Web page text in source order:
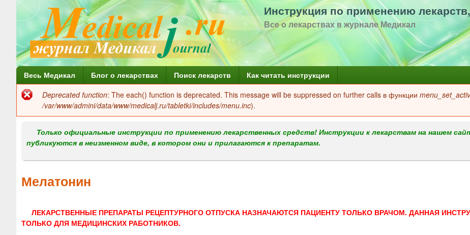
Перейти
к
содержанию
Инструкция по применению
Все о лекарствах в журнале Медикал
Г
л
н
м
н
Весь Медикал Блог о лекарствах Поиск лекарств Как читать инструкции
Сообщение
об
ошибке
Deprecated function: The each() function is deprecated. This message will be suppressed on further calls в функции
/var/www/admini/data/www/medicalj.ru/tabletki/includes/menu.inc).
Только официальные инструкции по применению лекарственных средств! Инструкции к лекарствам на нашем
публикуются в неизменном виде, в котором они и прилагаются к препаратам.
Мелатонин
ЛЕКАРСТВЕННЫЕ ПРЕПАРАТЫ РЕЦЕПТУРНОГО ОТПУСКА НАЗНАЧАЮТСЯ ПАЦИЕНТУ ТОЛЬКО ВРАЧОМ. ДАННАЯ
ТОЛЬКО ДЛЯ МЕДИЦИНСКИХ РАБОТНИКОВ.